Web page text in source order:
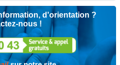
d'orientation ?
nous !